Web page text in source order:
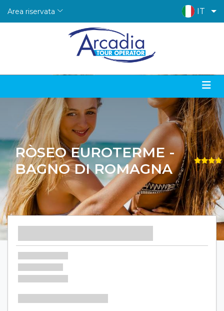
Area riservata IT
RÒSEO EUROTERME -
BAGNO DI ROMAGNA